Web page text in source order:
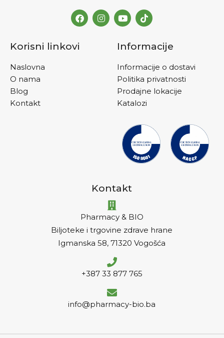
Korisni linkovi
Naslovna
O nama
Blog
Kontakt
Informacije
Informacije o dostavi
Politika privatnosti
Prodajne lokacije
Katalozi
Kontakt
Pharmacy & BIO
Biljoteke i trgovine zdrave hrane
Igmanska 58, 71320 Vogošća
+387 33 877 765
info@pharmacy-bio.ba